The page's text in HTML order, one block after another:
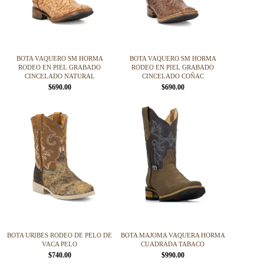
pueden
elegir
de
producto
pueden
elegir
de
producto
BOTA VAQUERO SM HORMA
RODEO EN PIEL GRABADO
CINCELADO NATURAL
$690.00
producto
tiene
múltiples
variantes.
Las
opciones
se
pueden
elegir
de
producto
BOTA VAQUERO SM HORMA
RODEO EN PIEL GRABADO
CINCELADO COÑAC
$690.00
producto
tiene
múltiples
variantes.
Las
opciones
se
pueden
elegir
de
producto
BOTA URIBES RODEO DE PELO DE
VACA PELO
$740.00
BOTA MAJOMA VAQUERA HORMA
CUADRADA TABACO
$990.00